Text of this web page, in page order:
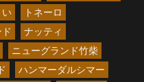
トネーロ
ナッティ
ニューグランド竹柴
ハンマーダルシマー